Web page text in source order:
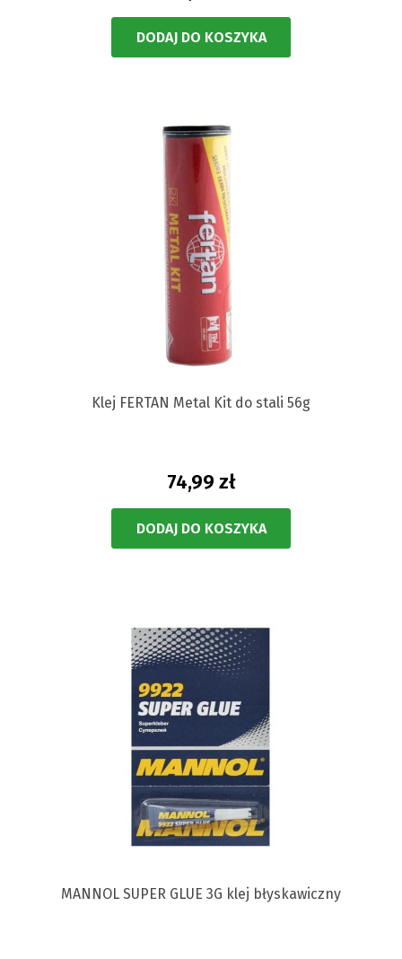
DODAJ DO KOSZYKA
Klej FERTAN Metal Kit do stali 56g
74,99 zł
DODAJ DO KOSZYKA
MANNOL SUPER GLUE 3G klej błyskawiczny